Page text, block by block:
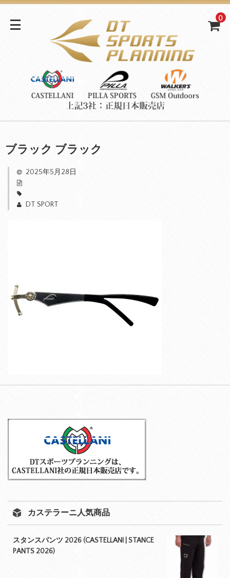
0
ブラック ブラック
2025年5月28日
DT SPORT
カステラーニ人気商品
スタンスパンツ 2026 (CASTELLANI | STANCE
PANTS 2026)